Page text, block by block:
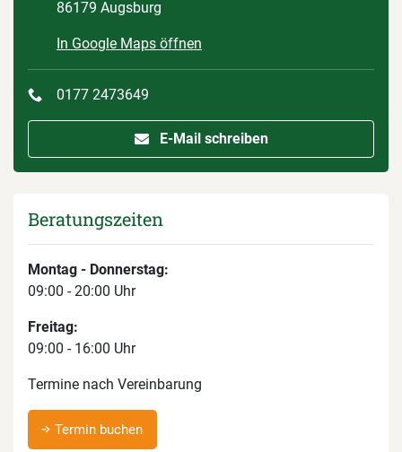
86179 Augsburg
In Google Maps öffnen
0177 2473649
E-Mail schreiben
Beratungszeiten
Montag - Donnerstag:
09:00 - 20:00 Uhr
Freitag:
09:00 - 16:00 Uhr
Termine nach Vereinbarung
Termin buchen